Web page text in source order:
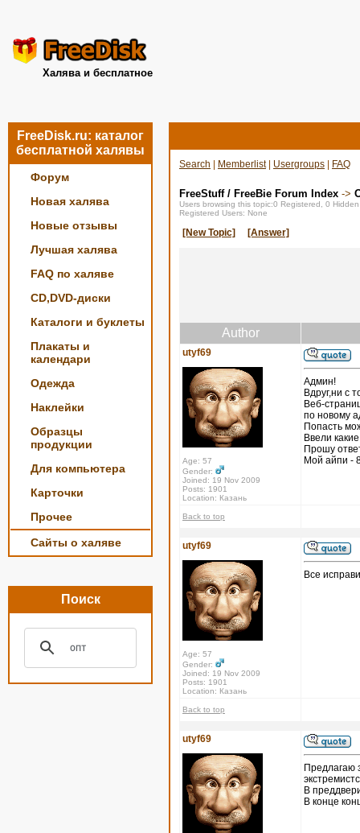
Халява и бесплатное
FreeDisk.ru: каталог
бесплатной халявы
Форум
Новая халява
Новые отзывы
Лучшая халява
FAQ по халяве
CD,DVD-диски
Каталоги и буклеты
Плакаты и
календари
Одежда
Наклейки
Образцы
продукции
Для компьютера
Карточки
Прочее
Сайты о халяве
Поиск
Search Memberlist| Usergroups FAQ
FreeStuff / FreeBie Forum Index ->
Users browsing this topic:0 Registered, 0
Registered Users: None
[New Topic] [Answer]
Author
utyf69
Age: 57
Gender:
Joined: 19 Nov 2009
Posts: 1901
Location: Казань
Админ!
Вдруг,ни с
Веб-
по новому
Попасть
Ввели
Прошу
Мой айпи -
Back to top
utyf69
Age: 57
Gender:
Joined: 19 Nov 2009
Posts: 1901
Location: Казань
Все
Back to top
utyf69
Предлагаю
В
В конце